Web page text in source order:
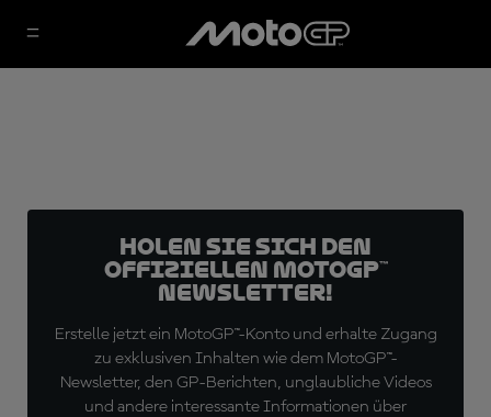
Holen Sie sich den
offiziellen MotoGP™
Newsletter!
Erstelle jetzt ein MotoGP™-Konto und erhalte Zugang
zu exklusiven Inhalten wie dem MotoGP™-
Newsletter, den GP-Berichten, unglaubliche Videos
und andere interessante Informationen über